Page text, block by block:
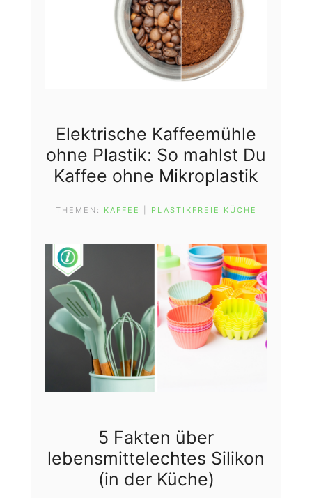
Elektrische Kaffeemühle
ohne Plastik: So mahlst Du
Kaffee ohne Mikroplastik
THEMEN: KAFFEE PLASTIKFREIE KÜCHE
5 Fakten über
lebensmittelechtes Silikon
(in der Küche)